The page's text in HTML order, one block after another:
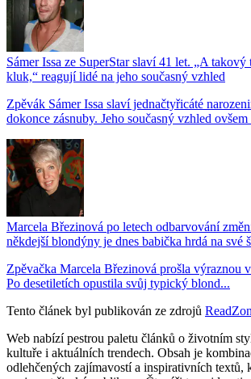
Sámer Issa ze SuperStar slaví 41 let. „A
kluk,“ reagují lidé na jeho současný vzhled
Zpěvák Sámer Issa slaví jednačtyřicáté
dokonce zásnuby. Jeho současný vzhled ovšem
Marcela Březinová po letech odbarvování
někdejší blondýny je dnes babička hrdá na své
Zpěvačka Marcela Březinová prošla výraznou
Po desetiletích opustila svůj typický blond...
Tento článek byl publikován ze zdrojů
Web nabízí pestrou paletu článků o životním
kultuře i aktuálních trendech. Obsah je
odlehčených zajímavostí a inspirativních textů,